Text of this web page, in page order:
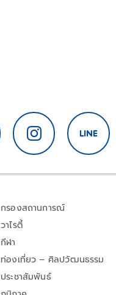
กรองสถานการณ์
วาไรตี้
กีฬา
ท่องเที่ยว – ศิลปวัฒนธรรม
ประชาสัมพันธ์